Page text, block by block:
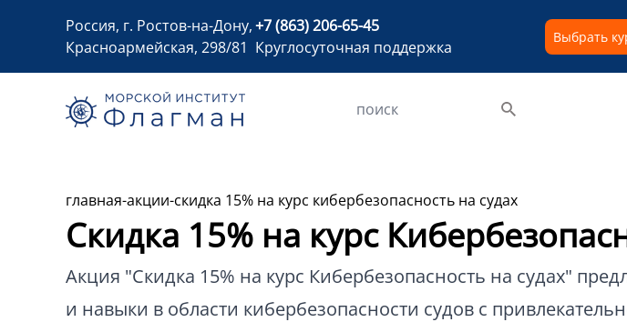
Россия, г. Ростов-на-Дону,
Красноармейская, 298/81
+7 (863) 206-65-45
Круглосуточная поддержка
Выбрать
главная-акции-скидка 15% на курс кибербезопасность на судах
Скидка 15% на курс
Акция "Скидка 15% на курс Кибербезопасность на судах"
и навыки в области кибербезопасности судов с